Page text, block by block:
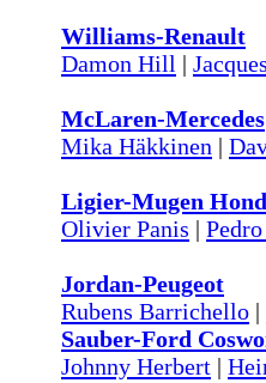
Williams-Renault
Damon Hill |
McLaren-Mercedes
Mika Häkkinen |
Ligier-Mugen
Olivier Panis |
Jordan-Peugeot
Rubens Barrichello |
Sauber-Ford
Johnny Herbert |